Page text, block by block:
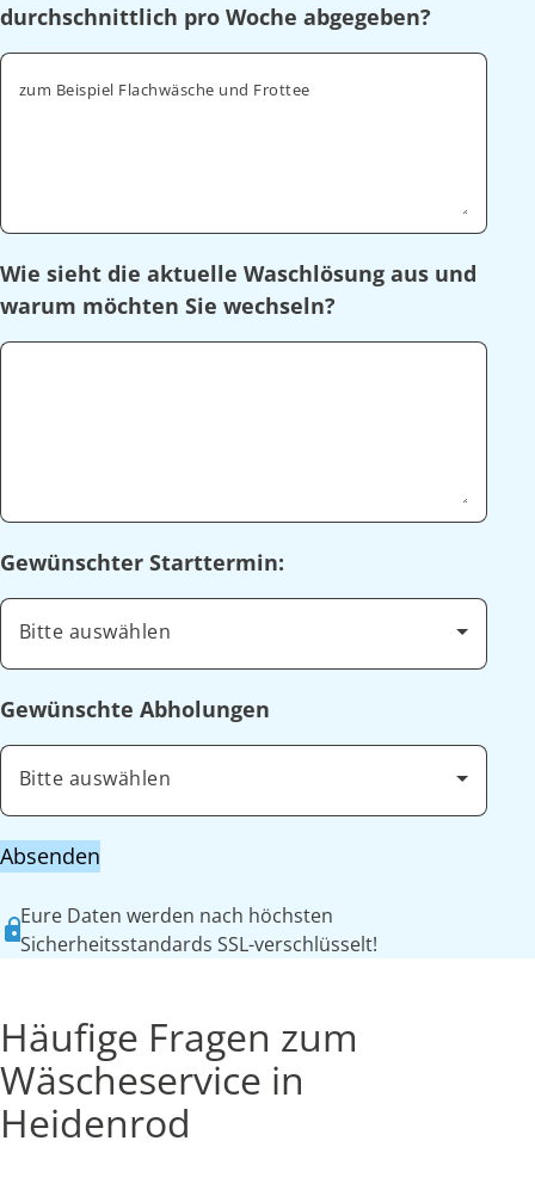
durchschnittlich pro Woche abgegeben?
zum Beispiel Flachwäsche und Frottee
Wie sieht die aktuelle Waschlösung aus und
warum möchten Sie wechseln?
Gewünschter Starttermin:
Bitte auswählen
Gewünschte Abholungen
Bitte auswählen
Absenden
Eure Daten werden nach höchsten
Sicherheitsstandards SSL-verschlüsselt!
Häufige Fragen zum
Wäscheservice in
Heidenrod